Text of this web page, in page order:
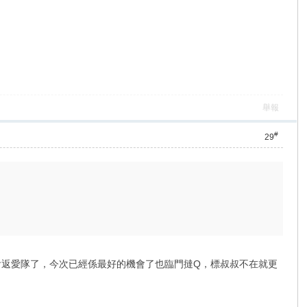
舉報
29#
愛隊了，今次已經係最好的機會了也臨門撻Q，標叔叔不在就更